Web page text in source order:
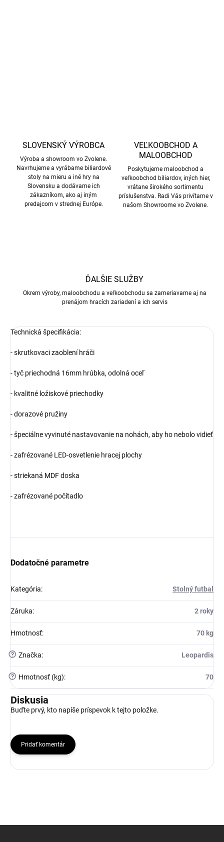
SLOVENSKÝ VÝROBCA
Výroba a showroom vo Zvolene.
Navrhujeme a vyrábame biliardové
stoly na mieru a iné hry na
Slovensku a dodávame ich
zákazníkom, ako aj iným
predajcom v strednej Európe.
VEĽKOOBCHOD A
MALOOBCHOD
Poskytujeme maloobchod a
veľkoobchod biliardov, iných hier,
vrátane širokého sortimentu
príslušenstva. Radi Vás privítame v
našom Showroome vo Zvolene.
ĎALŠIE SLUŽBY
Okrem výroby, maloobchodu a veľkoobchodu sa zameriavame aj na
prenájom hracích zariadení a ich servis
Technická špecifikácia:
- skrutkovaci zaoblení hráči
- tyč priechodná 16mm hrúbka, odolná oceľ
- kvalitné ložiskové priechodky
- dorazové pružiny
- špeciálne vyvinuté nastavovanie na nohách, aby ho nebolo vidieť
- zafrézované LED-osvetlenie hracej plochy
- striekaná MDF doska
- zafrézované počítadlo
Dodatočné parametre
Kategória: Stolný futbal
Záruka: 2 roky
Hmotnosť: 70 kg
? Značka: Leopardis
? Hmotnosť (kg): 70
Diskusia
Buďte prvý, kto napíše príspevok k tejto položke.
Pridať komentár